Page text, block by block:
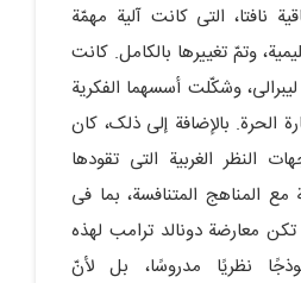
نافتا، التی کانت آلیة مهمّة
وتمّ تغییرها بالکامل. کانت
لیبرالی، وشکّلت أسسهما الفکریة
الحرة. بالإضافة إلى ذلک، کان
النظر الغربیة التی تقودها
المناهج المتنافسة، بما فی
معارضة دونالد ترامب لهذه
نظریًا مدروسًا، بل لأنّ